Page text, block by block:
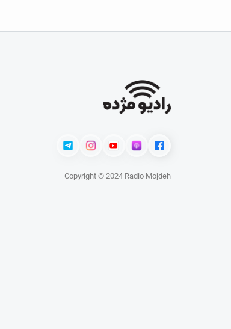
Copyright © 2024 Radio Mojdeh